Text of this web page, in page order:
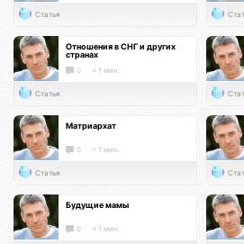
Статья
Отношения в СНГ и других
странах
0 < 1 мин.
Статья
Матриархат
0 < 1 мин.
Статья
Будущие мамы
0 < 1 мин.